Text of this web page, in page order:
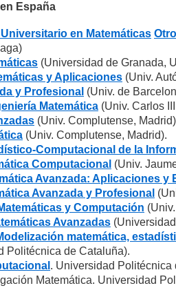
España
Universitario en Matemáticas
(Universidad de Granada,
y Aplicaciones (Univ.
y Profesional (Univ. de
Matemática (Univ. Carlos
(Univ. Complutense,
(Univ. Complutense, Madrid).
Computacional de la
Computacional (Univ.
Avanzada: Aplicaciones y
Avanzada y Profesional
y Computación
Avanzadas
matemática,
Politécnica de Cataluña).
. Universidad Politécnica
Matemática. Universidad